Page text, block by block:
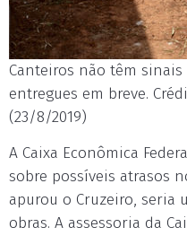
Canteiros não têm
entregues em breve.
(23/8/2019)
A Caixa Econômica
sobre possíveis atrasos
apurou o Cruzeiro, seria
obras. A assessoria da